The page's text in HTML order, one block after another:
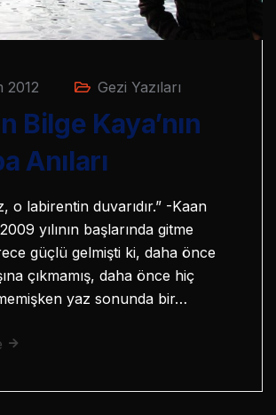
2012 Gezi Yazıları
Bilge Kaya’nın
Anıları
o labirentin duvarıdır.” -Kaan
yılının başlarında gitme
güçlü gelmişti ki, daha önce
çıkmamış, daha önce hiç
yaz sonunda bir…